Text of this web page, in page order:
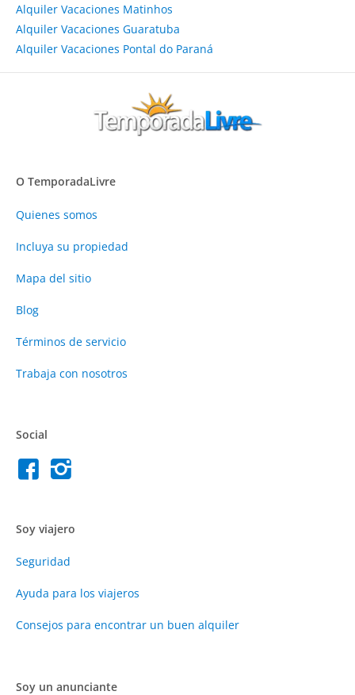
Alquiler Vacaciones Matinhos
Alquiler Vacaciones Guaratuba
Alquiler Vacaciones Pontal do Paraná
O TemporadaLivre
Quienes somos
Incluya su propiedad
Mapa del sitio
Blog
Términos de servicio
Trabaja con nosotros
Social
Soy viajero
Seguridad
Ayuda para los viajeros
Consejos para encontrar un buen alquiler
Soy un anunciante